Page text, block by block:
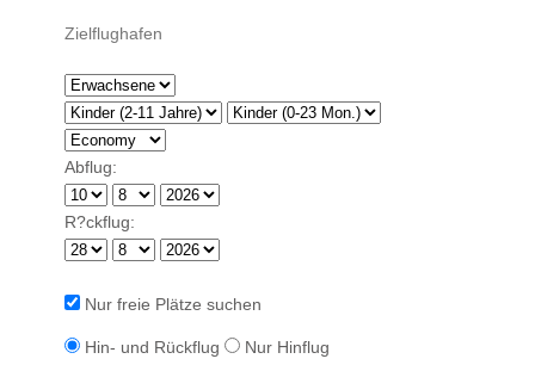
Abflug:
R?ckflug:
Nur freie Plätze suchen
Hin- und Rückflug Nur Hinflug